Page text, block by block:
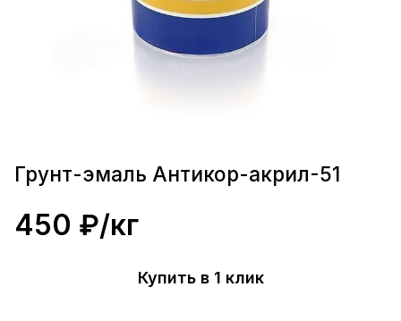
Грунт-эмаль Антикор-акрил-51
450 ₽/кг
Купить в 1 клик